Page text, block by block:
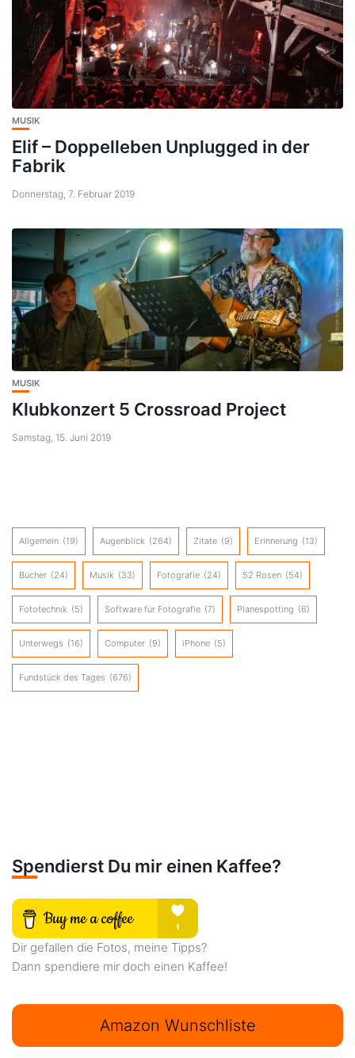
MUSIK
Elif – Doppelleben Unplugged in der
Fabrik
Donnerstag, 7. Februar 2019
MUSIK
Klubkonzert 5 Crossroad Project
Samstag, 15. Juni 2019
Allgemein (19) Augenblick (264) Zitate (9) Erinnerung (13)
Bücher (24) Musik (33) Fotografie (24) 52 Rosen (54)
Fototechnik (5) Software für Fotografie (7) Planespotting (6)
Unterwegs (16) Computer (9) iPhone (5)
Fundstück des Tages (676)
Spendierst Du mir einen Kaffee?
Dir gefallen die Fotos, meine Tipps?
Dann spendiere mir doch einen Kaffee!
Amazon Wunschliste